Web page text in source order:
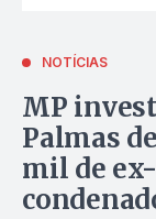
NOTÍCIAS
MP
Palmas
mil de